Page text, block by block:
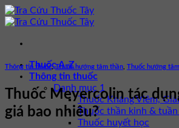
Bỏ
qua
dung
Thuốc A-Z
Thông tin thuốc
Danh mục 1
Thuốc Kháng Viêm,
Thuốc thần kinh &
Thuốc huyết học
Thông tin thuốc,Thuốc hướng tâm thần Thuốc hướng
Thuốc Meyercolin tác
giá bao nhiêu?